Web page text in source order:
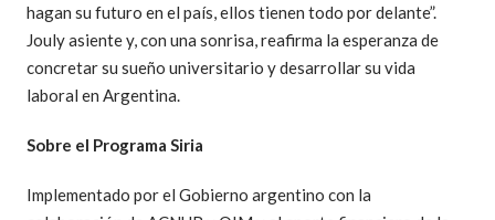
hagan su futuro en el país, ellos tienen todo por delante”.
Jouly asiente y, con una sonrisa, reafirma la esperanza de
concretar su sueño universitario y desarrollar su vida
laboral en Argentina.
Sobre el Programa Siria
Implementado por el Gobierno argentino con la